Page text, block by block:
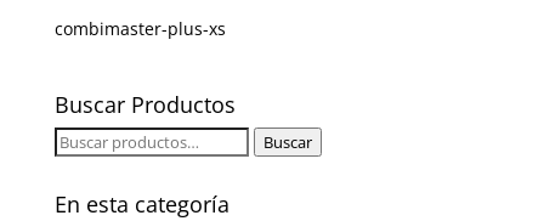
combimaster-plus-xs
Buscar Productos
Buscar
Buscar
En esta categoría